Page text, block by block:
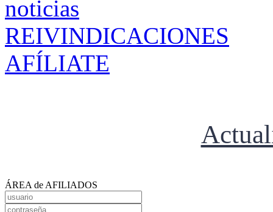
REIVINDICACIONES
AFÍLIATE
ÁREA de AFILIADOS